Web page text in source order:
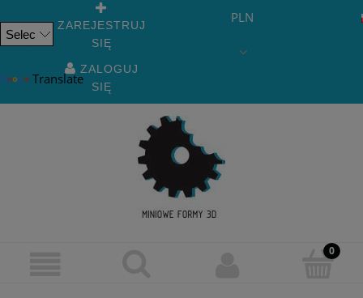
Translate
ZAREJESTRUJ
SIĘ
ZALOGUJ
SIĘ
PLN